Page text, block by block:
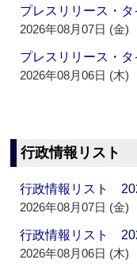
プレスリリース・
2026年08月07日 (金)
プレスリリース・
2026年08月06日 (木)
行政情報リスト
行政情報リスト
2026年08月07日 (金)
行政情報リスト
2026年08月06日 (木)